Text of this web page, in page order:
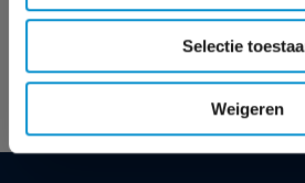
Selectie
Weigeren
inkopen op kwaliteit loont vooral
vertel je er graag over.